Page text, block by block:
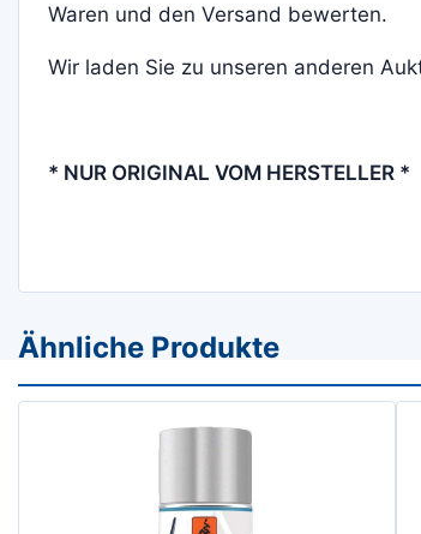
Waren und den Versand bewerten.
Wir laden Sie zu unseren anderen
* NUR ORIGINAL VOM HERSTELLER *
Ähnliche Produkte